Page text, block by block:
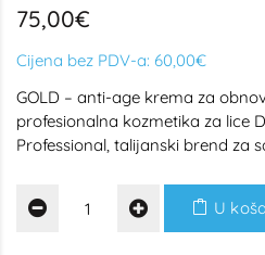
75,00€
Cijena bez PDV-a: 60,00€
GOLD – anti-age krema za
profesionalna kozmetika za lice
Professional, talijanski brend za
U